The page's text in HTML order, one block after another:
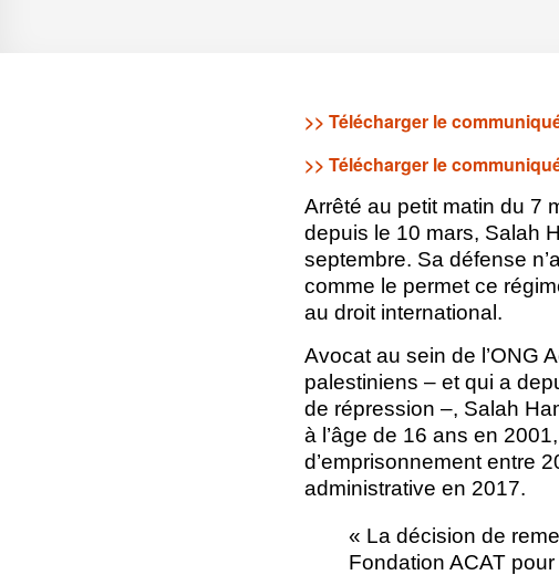
>> Télécharger le
>> Télécharger le
Arrêté au petit matin du 7
depuis le 10 mars, Salah
septembre. Sa défense
comme le permet ce
au droit international.
Avocat au sein de l’ONG
palestiniens – et qui a
de répression –, Salah
à l’âge de 16 ans en
d’emprisonnement entre
administrative en 2017.
« La décision de
Fondation ACAT